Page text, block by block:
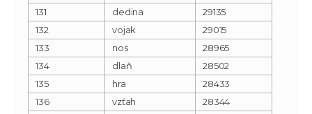
131
dedina
29135
132
vojak
29015
133
nos
28965
134
dlaň
28502
135
hra
28433
136
vzťah
28344